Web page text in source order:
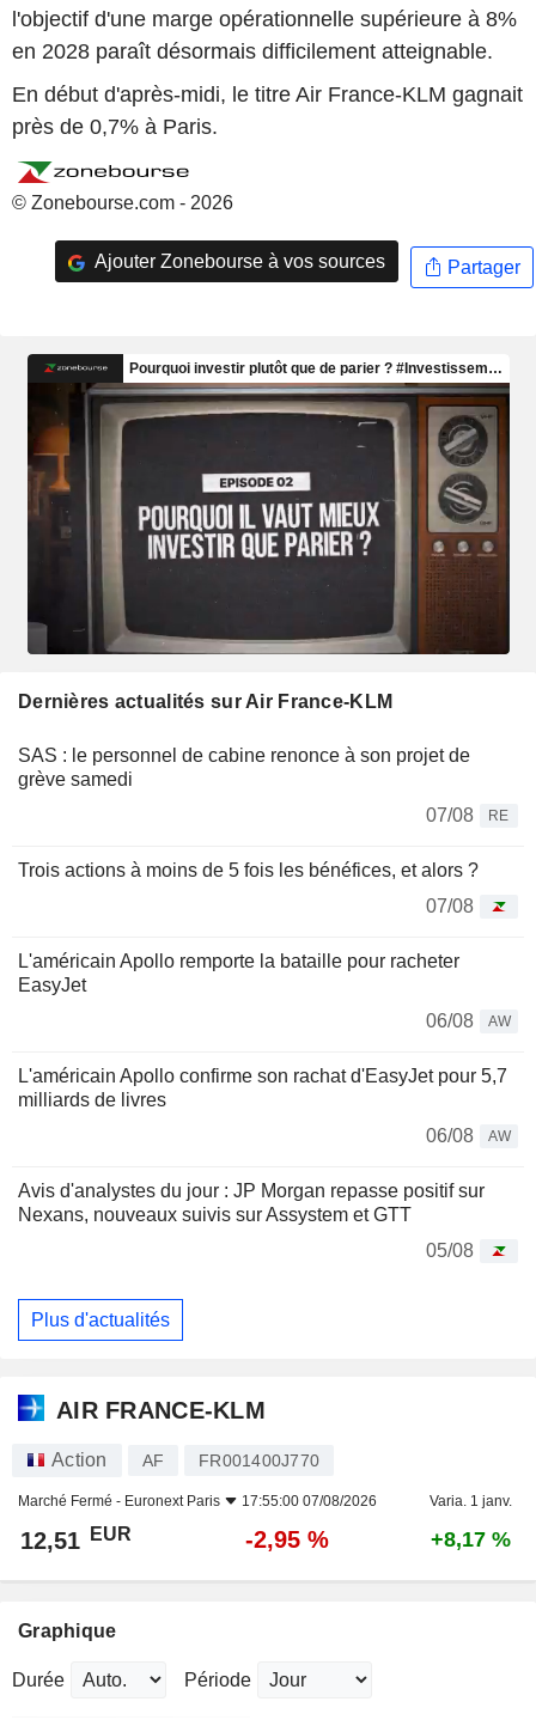
l'objectif d'une marge opérationnelle supérieure à 8%
en 2028 paraît désormais difficilement atteignable.
En début d'après-midi, le titre Air France-KLM gagnait
près de 0,7% à Paris.
© Zonebourse.com - 2026
Ajouter Zonebourse à vos sources Partager
Dernières actualités sur Air France-KLM
SAS : le personnel de cabine renonce à son projet de
grève samedi
07/08
RE
Trois actions à moins de 5 fois les bénéfices, et alors ?
07/08
L'américain Apollo remporte la bataille pour racheter
EasyJet
06/08
AW
L'américain Apollo confirme son rachat d'EasyJet pour 5,7
milliards de livres
06/08
AW
Avis d'analystes du jour : JP Morgan repasse positif sur
Nexans, nouveaux suivis sur Assystem et GTT
05/08
Plus d'actualités
AIR FRANCE-KLM
Action AF FR001400J770
Marché Fermé - Euronext Paris 17:55:00 07/08/2026 Varia. 1 janv.
12,51 EUR -2,95 % +8,17 %
Graphique
Durée Période